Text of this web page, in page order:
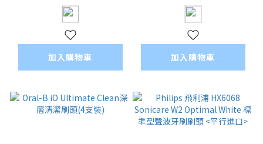
加入購物車 加入購物車